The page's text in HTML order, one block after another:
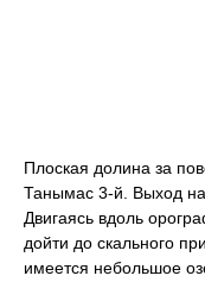
Плоская долина за
Танымас 3-й. Выход
Двигаясь вдоль
дойти до скального
имеется небольшое